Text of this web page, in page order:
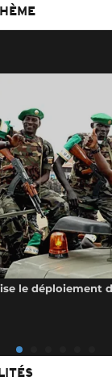
le déploiement